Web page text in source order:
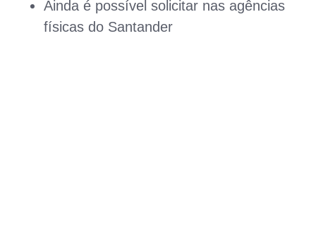
Ainda é possível solicitar nas agências
físicas do Santander